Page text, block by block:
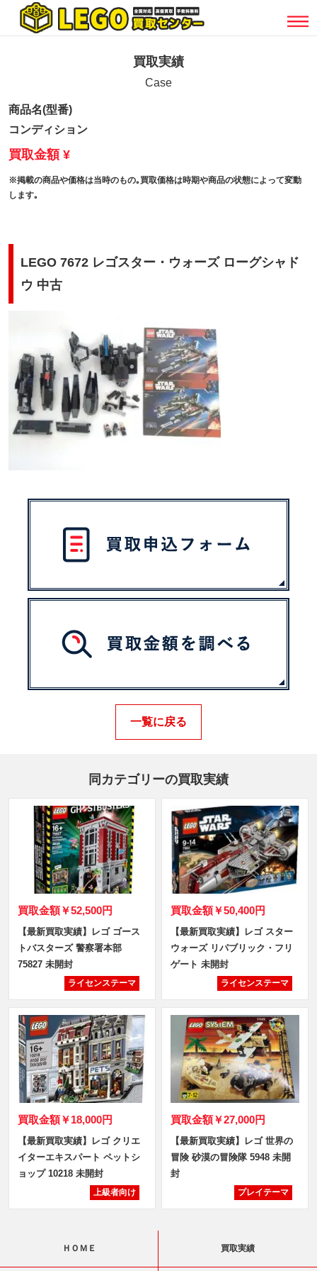
買取実績
Case
商品名(型番)
コンディション
買取金額 ¥
※掲載の商品や価格は当時のもの｡買取価格は時期や商品の状態によって変動
します｡
LEGO 7672 レゴスター・ウォーズ ローグシャド
ウ 中古
一覧に戻る
同カテゴリーの買取実績
買取金額￥52,500円
【最新買取実績】レゴ ゴース
トバスターズ 警察署本部
75827 未開封
ライセンステーマ
買取金額￥50,400円
【最新買取実績】レゴ スター
ウォーズ リパブリック・フリ
ゲート 未開封
ライセンステーマ
買取金額￥18,000円
【最新買取実績】レゴ クリエ
イターエキスパート ペットシ
ョップ 10218 未開封
上級者向け
買取金額￥27,000円
【最新買取実績】レゴ 世界の
冒険 砂漠の冒険隊 5948 未開
封
プレイテーマ
ＨＯＭＥ 買取実績